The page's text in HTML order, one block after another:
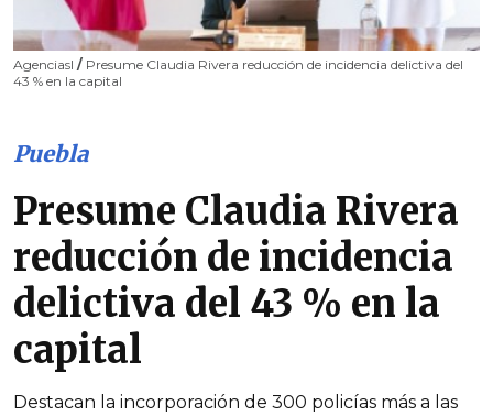
AgenciasI / Presume Claudia Rivera reducción de incidencia delictiva del
43 % en la capital
Puebla
Presume Claudia Rivera
reducción de incidencia
delictiva del 43 % en la
capital
Destacan la incorporación de 300 policías más a las